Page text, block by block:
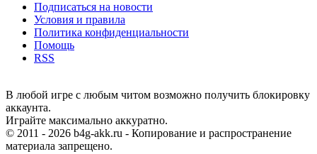
Подписаться на новости
Условия и правила
Политика конфиденциальности
Помощь
RSS
В любой игре с любым читом возможно получить блокировку
аккаунта.
Играйте максимально аккуратно.
© 2011 - 2026 b4g-akk.ru - Копирование и распространение
материала запрещено.